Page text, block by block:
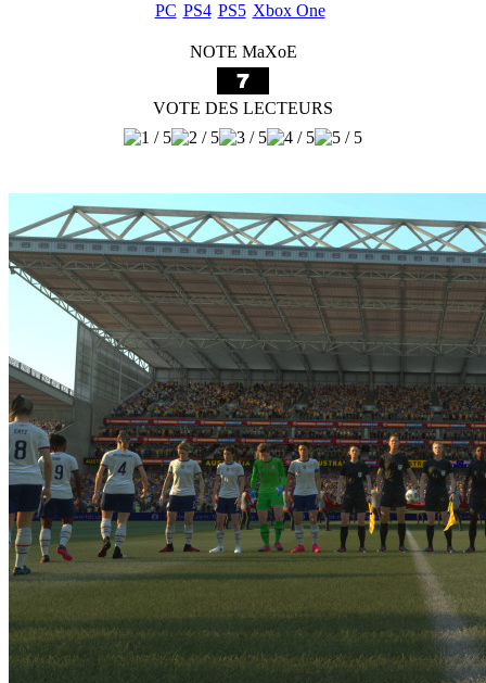
PC PS4 PS5 Xbox One
NOTE MaXoE
VOTE DES LECTEURS